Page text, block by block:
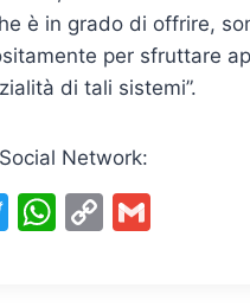
è in grado di offrire,
per sfruttare
di tali sistemi”.
Network:
T
W C